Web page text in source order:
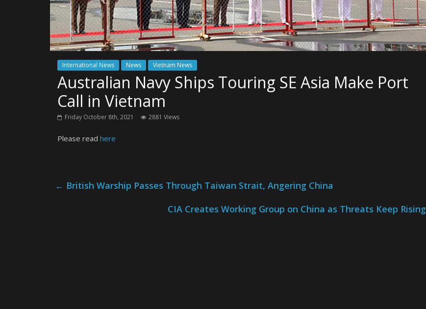
International News News Vietnam News
Australian Navy Ships Touring SE Asia Make Port
Call in Vietnam
Friday October 8th, 2021 2881 Views
Please read here
← British Warship Passes Through Taiwan Strait, Angering China
CIA Creates Working Group on China as Threats Keep Rising